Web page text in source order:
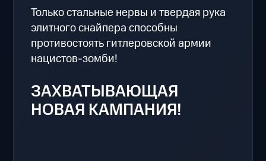
Только стальные нервы и твердая рука
элитного снайпера способны
противостоять гитлеровской армии
нацистов-зомби!
ЗАХВАТЫВАЮЩАЯ
НОВАЯ КАМПАНИЯ!